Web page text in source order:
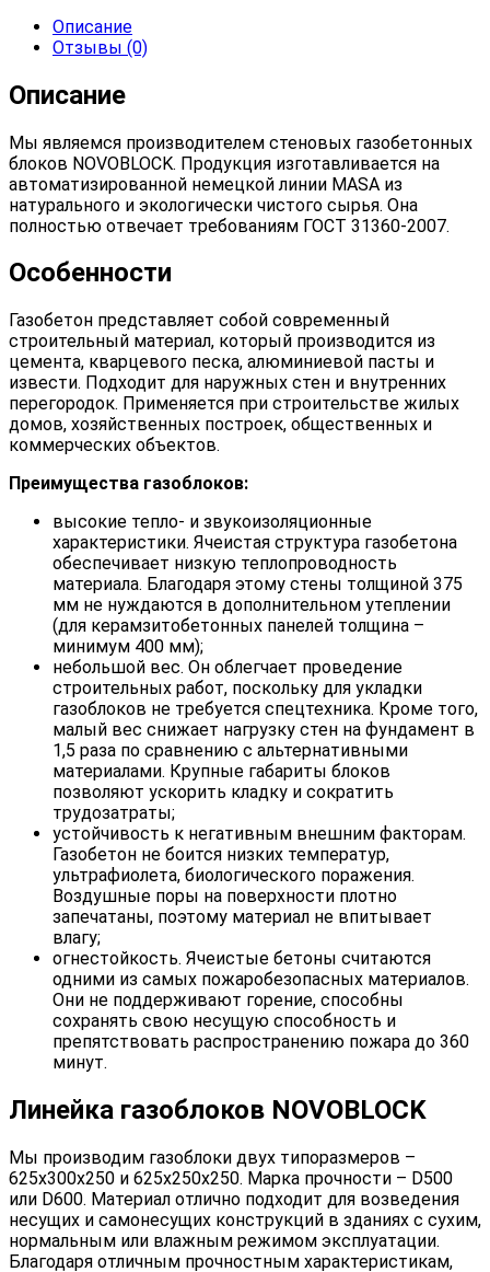
Описание
Отзывы (0)
Описание
Мы являемся производителем стеновых газобетонных
блоков NOVOBLOCK. Продукция изготавливается на
автоматизированной немецкой линии MASA из
натурального и экологически чистого сырья. Она
полностью отвечает требованиям ГОСТ 31360-2007.
Особенности
Газобетон представляет собой современный
строительный материал, который производится из
цемента, кварцевого песка, алюминиевой пасты и
извести. Подходит для наружных стен и внутренних
перегородок. Применяется при строительстве жилых
домов, хозяйственных построек, общественных и
коммерческих объектов.
Преимущества газоблоков:
высокие тепло- и звукоизоляционные
характеристики. Ячеистая структура газобетона
обеспечивает низкую теплопроводность
материала. Благодаря этому стены толщиной 375
мм не нуждаются в дополнительном утеплении
(для керамзитобетонных панелей толщина –
минимум 400 мм);
небольшой вес. Он облегчает проведение
строительных работ, поскольку для укладки
газоблоков не требуется спецтехника. Кроме того,
малый вес снижает нагрузку стен на фундамент в
1,5 раза по сравнению с альтернативными
материалами. Крупные габариты блоков
позволяют ускорить кладку и сократить
трудозатраты;
устойчивость к негативным внешним факторам.
Газобетон не боится низких температур,
ультрафиолета, биологического поражения.
Воздушные поры на поверхности плотно
запечатаны, поэтому материал не впитывает
влагу;
огнестойкость. Ячеистые бетоны считаются
одними из самых пожаробезопасных материалов.
Они не поддерживают горение, способны
сохранять свою несущую способность и
препятствовать распространению пожара до 360
минут.
Линейка газоблоков NOVOBLOCK
Мы производим газоблоки двух типоразмеров –
625х300х250 и 625х250х250. Марка прочности – D500
или D600. Материал отлично подходит для возведения
несущих и самонесущих конструкций в зданиях с сухим,
нормальным или влажным режимом эксплуатации.
Благодаря отличным прочностным характеристикам,